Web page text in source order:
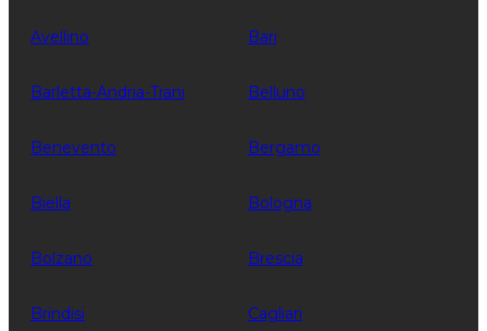
Avellino Bari
Barletta-Andria-Trani Belluno
Benevento Bergamo
Biella Bologna
Bolzano Brescia
Brindisi Cagliari